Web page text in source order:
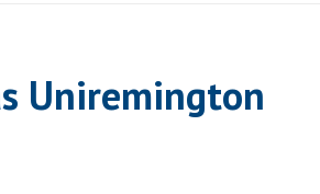
Uniremington